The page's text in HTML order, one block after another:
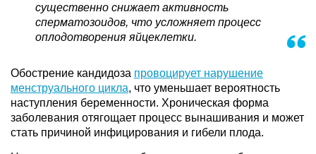
существенно снижает активность
сперматозоидов, что усложняет процесс
оплодотворения яйцеклетки.
Обострение кандидоза провоцирует нарушение
менструального цикла, что уменьшает вероятность
наступления беременности. Хроническая форма
заболевания отягощает процесс вынашивания и может
стать причиной инфицирования и гибели плода.